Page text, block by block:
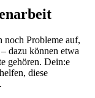
noch Probleme auf,
dazu können etwa
gehören. Dein:e
diese